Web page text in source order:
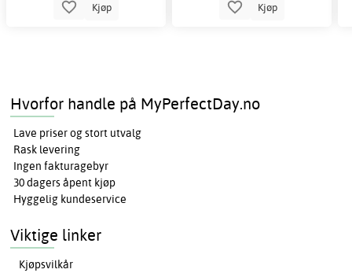
Kjøp Kjøp
Hvorfor handle på MyPerfectDay.no
Lave priser og stort utvalg
Rask levering
Ingen fakturagebyr
30 dagers åpent kjøp
Hyggelig kundeservice
Viktige linker
Kjøpsvilkår